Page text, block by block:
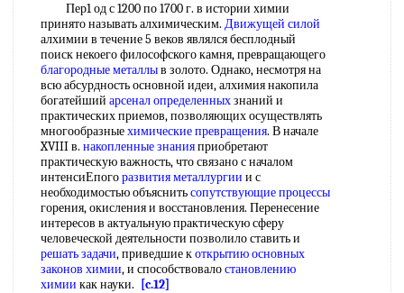
Пер1 од с 1200 по 1700 г. в истории химии
принято называть алхимическим. Движущей силой
алхимии в течение 5 веков являлся бесплодный
поиск некоего философского камня, превращающего
благородные металлыв золото. Однако, несмотря на
всю абсурдность основной идеи, алхимия накопила
богатейший арсенал определенныхзнаний и
практических приемов, позволяющих осуществлять
многообразныехимические превращения. В начале
XVIII в. накопленные знанияприобретают
практическую важность, что связано с началом
интенсиЕпогоразвития металлургии и с
необходимостью объяснитьсопутствующие процессы
горения, окисления и восстановления. Перенесение
интересов в актуальную практическую сферу
человеческой деятельности позволило ставить и
решать задачи, приведшие коткрытию основных
законов химии, и способствовалостановлению
химии как науки.
[c.12]